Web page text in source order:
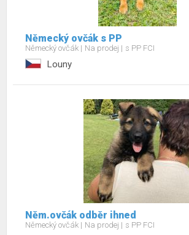
Německý ovčák s PP
Německý ovčák Na prodej s PP FCI
Louny
Něm.ovčák odběr ihned
Německý ovčák Na prodej s PP FCI